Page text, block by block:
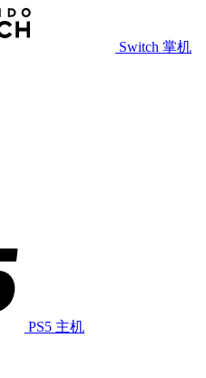
Switch 掌机
PS5 主机